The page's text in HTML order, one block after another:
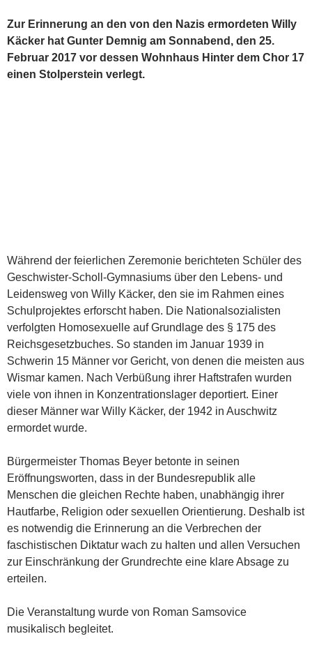
Zur Erinnerung an den von den Nazis ermordeten Willy
Käcker hat Gunter Demnig am Sonnabend, den 25.
Februar 2017 vor dessen Wohnhaus Hinter dem Chor 17
einen Stolperstein verlegt.
Während der feierlichen Zeremonie berichteten Schüler des
Geschwister-Scholl-Gymnasiums über den Lebens- und
Leidensweg von Willy Käcker, den sie im Rahmen eines
Schulprojektes erforscht haben. Die Nationalsozialisten
verfolgten Homosexuelle auf Grundlage des § 175 des
Reichsgesetzbuches. So standen im Januar 1939 in
Schwerin 15 Männer vor Gericht, von denen die meisten aus
Wismar kamen. Nach Verbüßung ihrer Haftstrafen wurden
viele von ihnen in Konzentrationslager deportiert. Einer
dieser Männer war Willy Käcker, der 1942 in Auschwitz
ermordet wurde.
Bürgermeister Thomas Beyer betonte in seinen
Eröffnungsworten, dass in der Bundesrepublik alle
Menschen die gleichen Rechte haben, unabhängig ihrer
Hautfarbe, Religion oder sexuellen Orientierung. Deshalb ist
es notwendig die Erinnerung an die Verbrechen der
faschistischen Diktatur wach zu halten und allen Versuchen
zur Einschränkung der Grundrechte eine klare Absage zu
erteilen.
Die Veranstaltung wurde von Roman Samsovice
musikalisch begleitet.